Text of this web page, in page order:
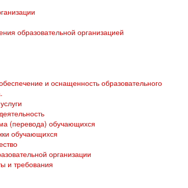
образовательной организацией
и оснащенность образовательного
(перевода) обучающихся
обучающихся
организации
и требования